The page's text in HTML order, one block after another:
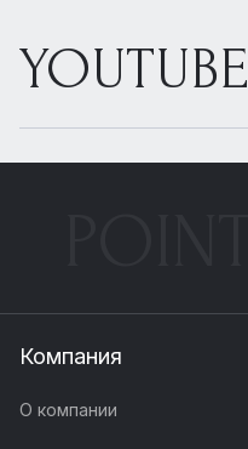
YOUTUBE
Компания
О компании